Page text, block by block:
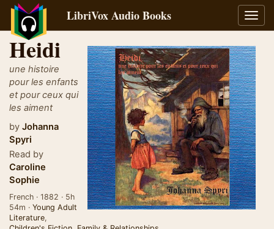
LibriVox Audio Books
Heidi
une histoire
pour les enfants
et pour ceux qui
les aiment
by Johanna
Spyri
Read by
Caroline
Sophie
French · 1882 · 5h
54m · Young Adult
Literature,